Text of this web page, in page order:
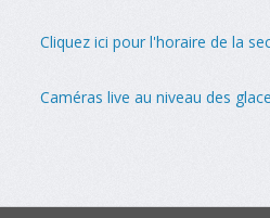
Cliquez ici pour l'horaire de la
Caméras live au niveau des